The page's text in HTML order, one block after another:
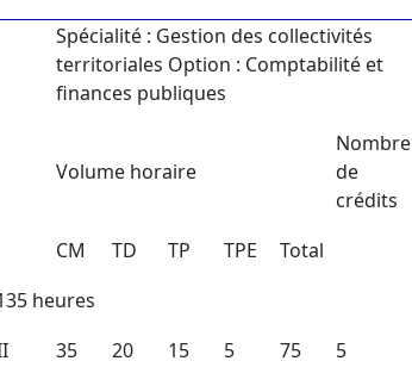
Spécialité : Gestion des collectivités
territoriales Option : Comptabilité et
finances publiques
Volume horaire
Nombre
de
crédits
CM
TD TP TPE
Total
heures
35 20 15 5 75
5